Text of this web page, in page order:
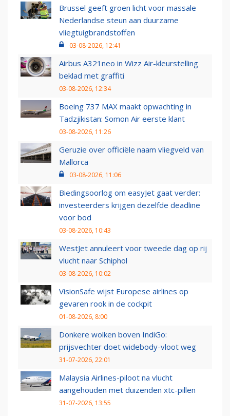
Brussel geeft groen licht voor massale
Nederlandse steun aan duurzame
vliegtuigbrandstoffen
03-08-2026, 12:41
Airbus A321neo in Wizz Air-kleurstelling
beklad met graffiti
03-08-2026, 12:34
Boeing 737 MAX maakt opwachting in
Tadzjikistan: Somon Air eerste klant
03-08-2026, 11:26
Geruzie over officiële naam vliegveld van
Mallorca
03-08-2026, 11:06
Biedingsoorlog om easyJet gaat verder:
investeerders krijgen dezelfde deadline
voor bod
03-08-2026, 10:43
WestJet annuleert voor tweede dag op rij
vlucht naar Schiphol
03-08-2026, 10:02
VisionSafe wijst Europese airlines op
gevaren rook in de cockpit
01-08-2026, 8:00
Donkere wolken boven IndiGo:
prijsvechter doet widebody-vloot weg
31-07-2026, 22:01
Malaysia Airlines-piloot na vlucht
aangehouden met duizenden xtc-pillen
31-07-2026, 13:55